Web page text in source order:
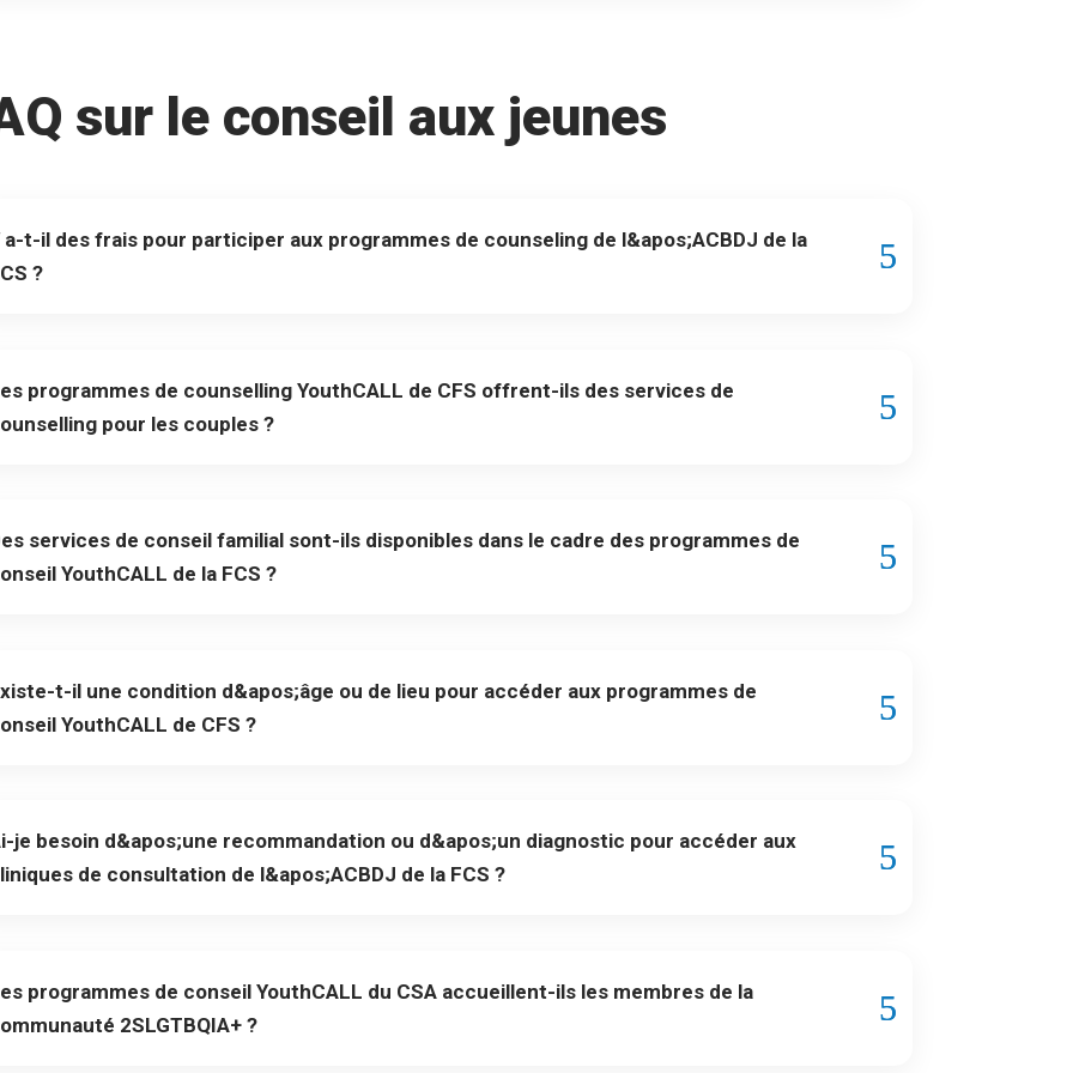
sur le conseil aux jeunes
a-t-il des frais pour participer aux programmes de counseling de l&apos;ACBDJ de la
?
programmes de counselling YouthCALL de CFS offrent-ils des services de
pour les couples ?
services de conseil familial sont-ils disponibles dans le cadre des programmes de
YouthCALL de la FCS ?
t-il une condition d&apos;âge ou de lieu pour accéder aux programmes de
YouthCALL de CFS ?
je besoin d&apos;une recommandation ou d&apos;un diagnostic pour accéder aux
de consultation de l&apos;ACBDJ de la FCS ?
programmes de conseil YouthCALL du CSA accueillent-ils les membres de la
2SLGTBQIA+ ?